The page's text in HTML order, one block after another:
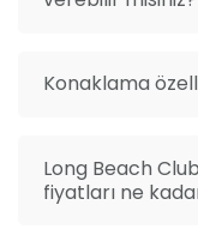
odalarımızda,
aynı zamanda bir
fırsatları sunan
günlerinizde
Konaklama
Long Beach
fiyatları ne